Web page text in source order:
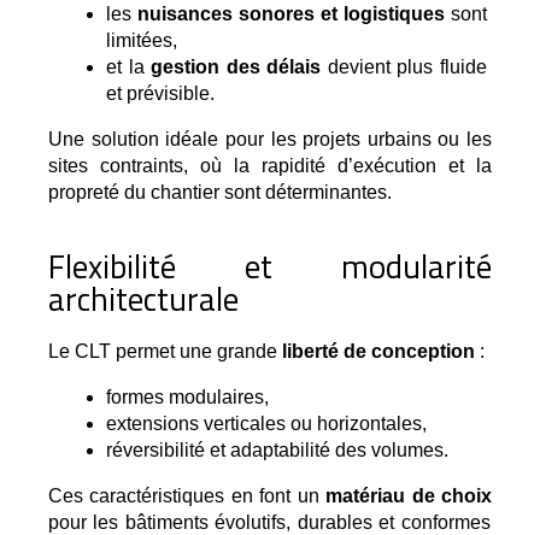
les nuisances sonores et logistiques sont
limitées,
et la gestion des délais devient plus fluide
et prévisible.
Une solution idéale pour les projets urbains ou les
sites contraints, où la rapidité d’exécution et la
propreté du chantier sont déterminantes.
Flexibilité et modularité
architecturale
Le CLT permet une grande liberté de conception :
formes modulaires,
extensions verticales ou horizontales,
réversibilité et adaptabilité des volumes.
Ces caractéristiques en font un matériau de choix
pour les bâtiments évolutifs, durables et conformes